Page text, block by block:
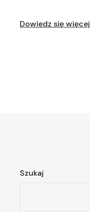
Dowiedz się więcej
Szukaj